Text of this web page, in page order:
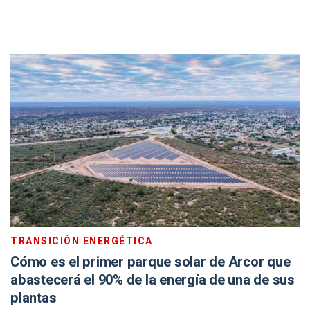
TRANSICIÓN ENERGÉTICA
Cómo es el primer parque solar de Arcor que
abastecerá el 90% de la energía de una de sus
plantas